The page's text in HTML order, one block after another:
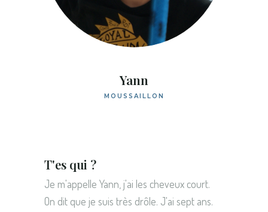
Yann
MOUSSAILLON
T'es qui ?
Je m'appelle Yann, j'ai les cheveux court.
On dit que je suis très drôle. J'ai sept ans.